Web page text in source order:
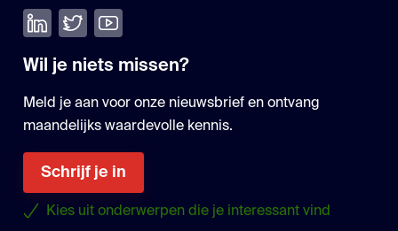
Volg ons op LinkedIn
Volg ons op Twitter
Bekijk onze YouTube
Wil je niets missen?
Meld je aan voor onze nieuwsbrief en ontvang
maandelijks waardevolle kennis.
Schrijf je in
Kies uit onderwerpen die je interessant vind